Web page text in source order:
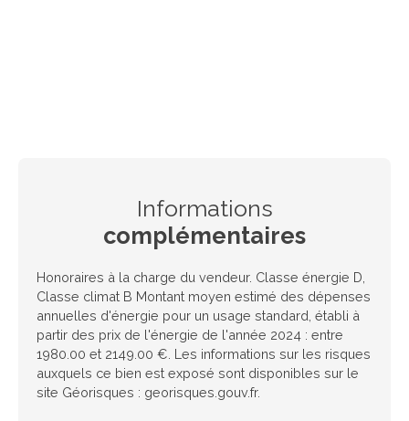
Informations
complémentaires
Honoraires à la charge du vendeur. Classe énergie D,
Classe climat B Montant moyen estimé des dépenses
annuelles d'énergie pour un usage standard, établi à
partir des prix de l'énergie de l'année 2024 : entre
1980.00 et 2149.00 €. Les informations sur les risques
auxquels ce bien est exposé sont disponibles sur le
site Géorisques : georisques.gouv.fr.